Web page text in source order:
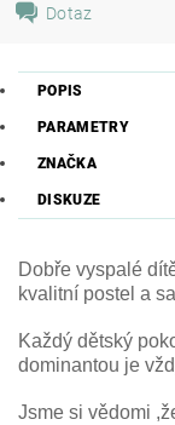
Dotaz
POPIS
PARAMETRY
ZNAČKA
DISKUZE
Dobře vyspalé
kvalitní postel a
Každý dětský
dominantou je
Jsme si vědomi